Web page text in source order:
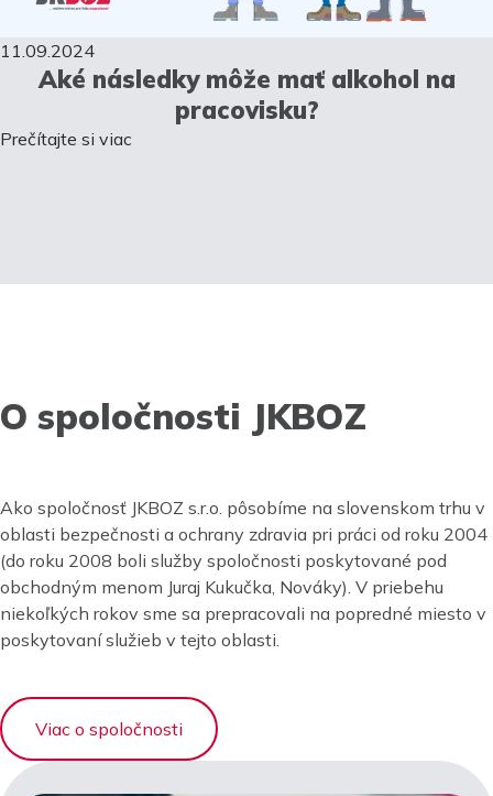
11.09.2024
Aké následky môže mať alkohol na
pracovisku?
Prečítajte si viac
O spoločnosti JKBOZ
Ako spoločnosť JKBOZ s.r.o. pôsobíme na slovenskom trhu v
oblasti bezpečnosti a ochrany zdravia pri práci od roku 2004
(do roku 2008 boli služby spoločnosti poskytované pod
obchodným menom Juraj Kukučka, Nováky). V priebehu
niekoľkých rokov sme sa prepracovali na popredné miesto v
poskytovaní služieb v tejto oblasti.
Viac o spoločnosti